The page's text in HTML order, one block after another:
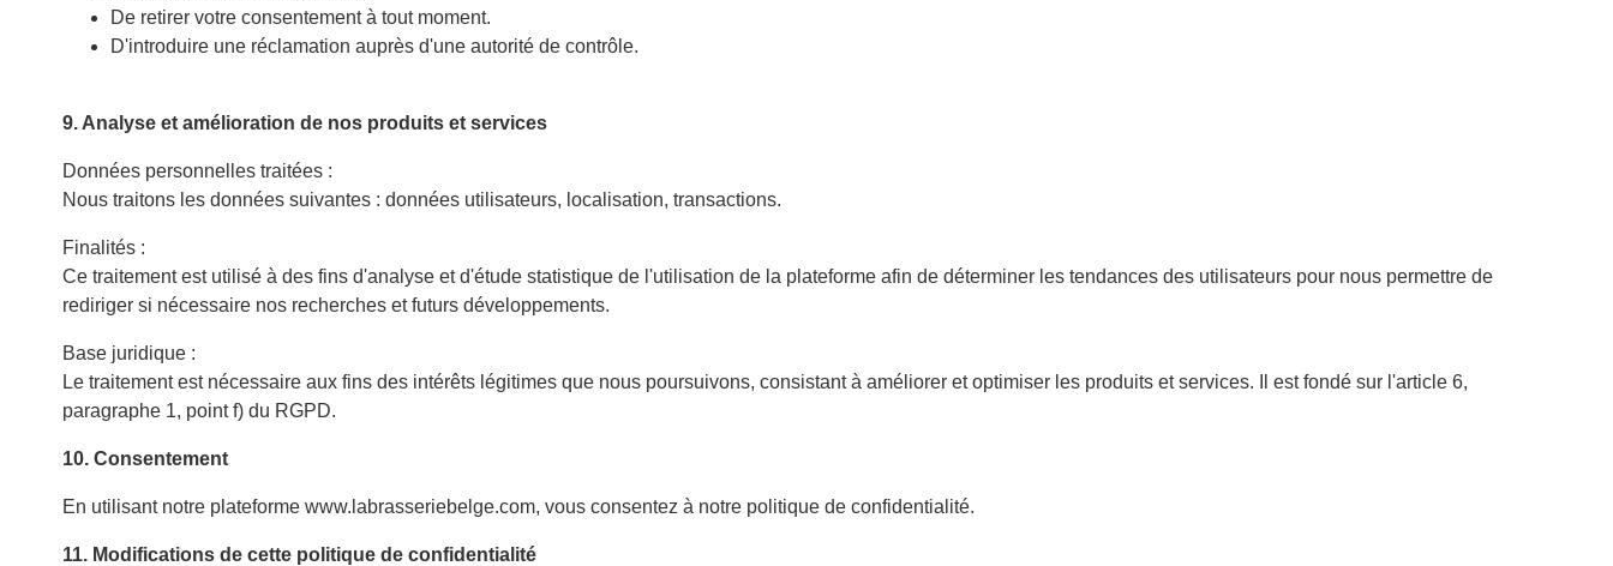
De retirer votre consentement à tout moment.
D'introduire une réclamation auprès d'une autorité de contrôle.
9. Analyse et amélioration de nos produits et services
Données personnelles traitées :
Nous traitons les données suivantes : données utilisateurs, localisation, transactions.
Finalités :
Ce traitement est utilisé à des fins d'analyse et d'étude statistique de l'utilisation de la plateforme afin de déterminer les tendances des utilisateurs pour nous permettre de
rediriger si nécessaire nos recherches et futurs développements.
Base juridique :
Le traitement est nécessaire aux fins des intérêts légitimes que nous poursuivons, consistant à améliorer et optimiser les produits et services. Il est fondé sur l'article 6,
paragraphe 1, point f) du RGPD.
10. Consentement
En utilisant notre plateforme www.labrasseriebelge.com, vous consentez à notre politique de confidentialité.
11. Modifications de cette politique de confidentialité